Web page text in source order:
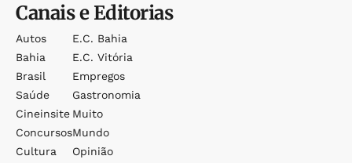
Canais e Editorias
Autos
Bahia
Brasil
Saúde
Cineinsite
Concursos
Cultura
E.c. Bahia
E.c. Vitória
Empregos
Gastronomia
Muito
Mundo
Opinião